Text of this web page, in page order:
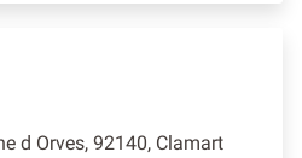
d Orves, 92140, Clamart